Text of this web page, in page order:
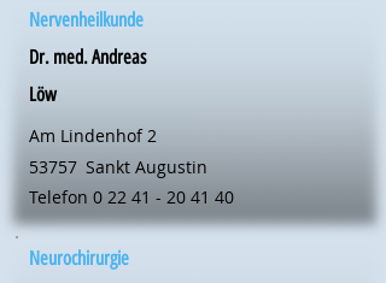
Nervenheilkunde
Dr. med. Andreas
Löw
Am Lindenhof 2
53757 Sankt Augustin
Telefon 0 22 41 - 20 41 40
Neurochirurgie